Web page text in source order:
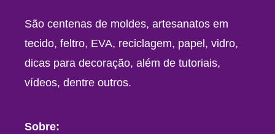
São centenas de moldes, artesanatos em
tecido, feltro, EVA, reciclagem, papel, vidro,
dicas para decoração, além de tutoriais,
vídeos, dentre outros.
Sobre: